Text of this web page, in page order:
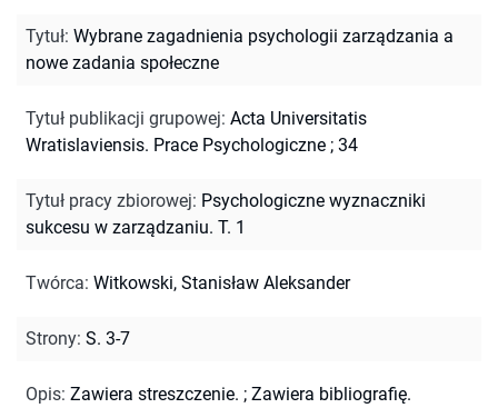
Tytuł: Wybrane zagadnienia psychologii zarządzania a
nowe zadania społeczne
Tytuł publikacji grupowej: Acta Universitatis
Wratislaviensis. Prace Psychologiczne ; 34
Tytuł pracy zbiorowej: Psychologiczne wyznaczniki
sukcesu w zarządzaniu. T. 1
Twórca: Witkowski, Stanisław Aleksander
Strony: S. 3-7
Opis: Zawiera streszczenie. ; Zawiera bibliografię.